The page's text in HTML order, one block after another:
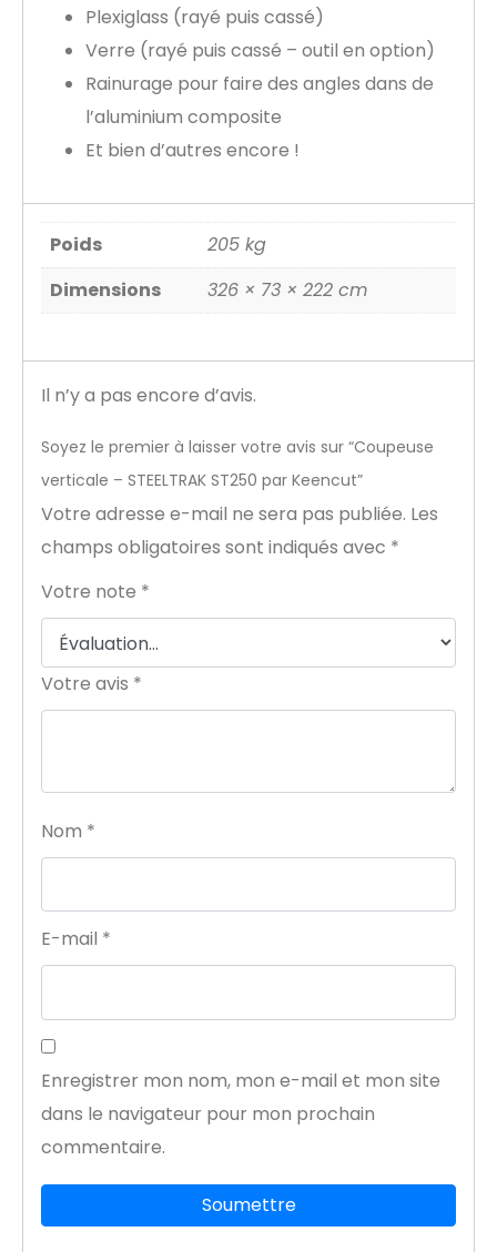
Plexiglass (rayé puis cassé)
Verre (rayé puis cassé – outil en option)
Rainurage pour faire des angles dans de
l’aluminium composite
Et bien d’autres encore !
Poids
205 kg
Dimensions
326 × 73 × 222 cm
Il n’y a pas encore d’avis.
Soyez le premier à laisser votre avis sur “Coupeuse
verticale – STEELTRAK ST250 par Keencut”
Votre adresse e-mail ne sera pas publiée. Les
champs obligatoires sont indiqués avec *
Votre note *
Votre avis *
Nom *
E-mail *
Enregistrer mon nom, mon e-mail et mon site
dans le navigateur pour mon prochain
commentaire.